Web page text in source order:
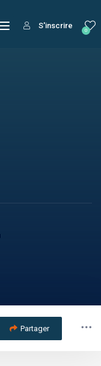
0
S'inscrire
Partager